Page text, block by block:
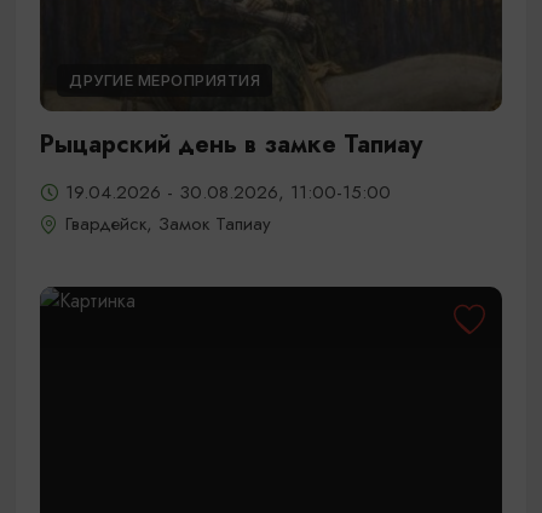
ДРУГИЕ МЕРОПРИЯТИЯ
Рыцарский день в замке Тапиау
19.04.2026 - 30.08.2026, 11:00-15:00
Гвардейск, Замок Тапиау